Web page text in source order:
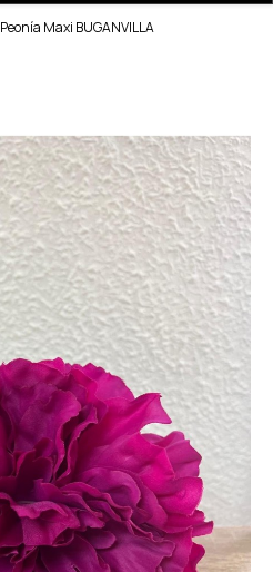
Peonía Maxi BUGANVILLA